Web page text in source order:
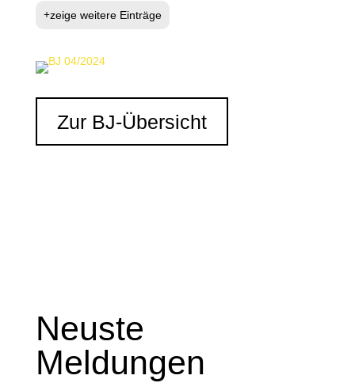
zeige weitere Einträge
Zur BJ-Übersicht
Neuste
Meldungen